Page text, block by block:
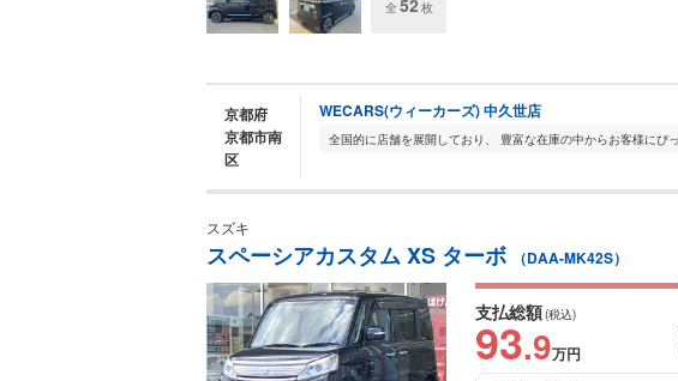
全 52 枚
京都府
京都市南
区
WECARS(ウィーカーズ) 中久世店
スズキ
スペーシアカスタム XS ターボ （DAA-MK42S）
支払総額(税込)
93.9万円